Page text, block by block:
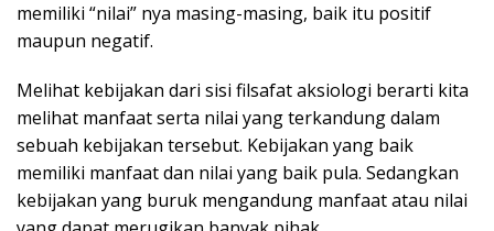
memiliki “nilai” nya masing-masing, baik itu positif
maupun negatif.
Melihat kebijakan dari sisi filsafat aksiologi berarti kita
melihat manfaat serta nilai yang terkandung dalam
sebuah kebijakan tersebut. Kebijakan yang baik
memiliki manfaat dan nilai yang baik pula. Sedangkan
kebijakan yang buruk mengandung manfaat atau nilai